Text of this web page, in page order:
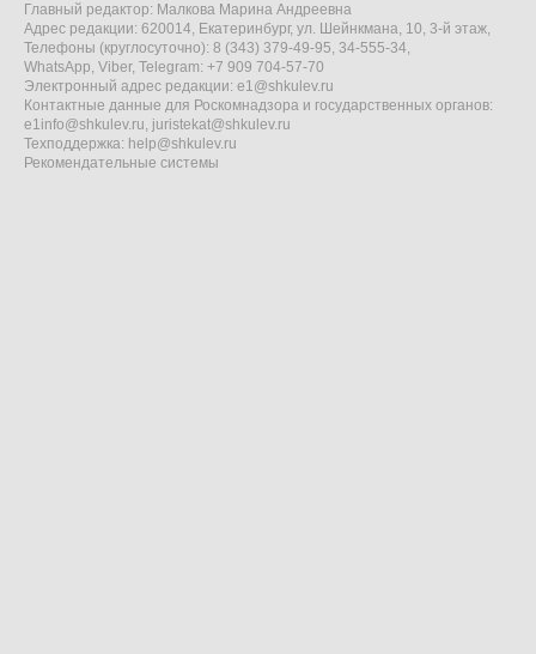
Главный редактор: Малкова Марина Андреевна
Адрес редакции: 620014, Екатеринбург, ул. Шейнкмана, 10, 3-й этаж,
Телефоны (круглосуточно): 8 (343) 379-49-95, 34-555-34,
WhatsApp, Viber, Telegram: +7 909 704-57-70
Электронный адрес редакции: e1@shkulev.ru
Контактные данные для Роскомнадзора и государственных органов:
e1info@shkulev.ru, juristekat@shkulev.ru
Техподдержка: help@shkulev.ru
Рекомендательные системы